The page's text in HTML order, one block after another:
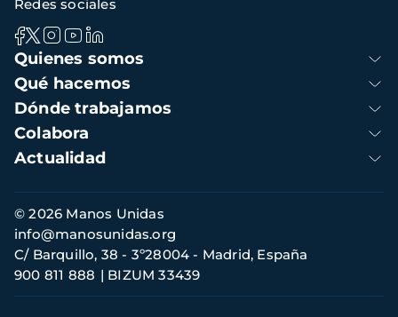
Navegación
principal
Quienes somos
Qué hacemos
Dónde trabajamos
Colabora
Actualidad
Redes sociales
Información
de
contacto
© 2026 Manos Unidas
C/ Barquillo, 38 - 3º28004 - Madrid, España
900 811 888
BIZUM 33439
info@manosunidas.org